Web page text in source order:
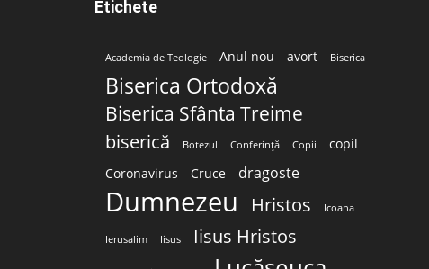
Etichete
Academia de Teologie Anul nou avort Biserica
Biserica Ortodoxă
Biserica Sfânta Treime
biserică Botezul Conferință Copii
copil
Coronavirus
Cruce dragoste
Dumnezeu Hristos Icoana
Ierusalim Iisus Iisus Hristos